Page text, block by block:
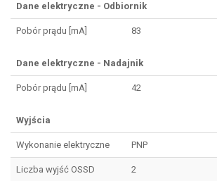
Dane elektryczne - Odbiornik
Pobór prądu [mA] 83
Dane elektryczne - Nadajnik
Pobór prądu [mA] 42
Wyjścia
Wykonanie elektryczne PNP
Liczba wyjść OSSD 2